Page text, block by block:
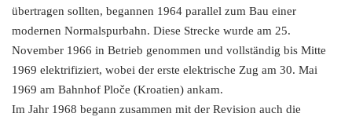
übertragen sollten, begannen 1964 parallel zum Bau einer
modernen Normalspurbahn. Diese Strecke wurde am 25.
November 1966 in Betrieb genommen und vollständig bis Mitte
1969 elektrifiziert, wobei der erste elektrische Zug am 30. Mai
1969 am Bahnhof Ploče (Kroatien) ankam.
Im Jahr 1968 begann zusammen mit der Revision auch die